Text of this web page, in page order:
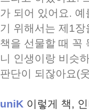
가 되어 있어요. 예
기 위해서는 제1장
책을 선물할 때 꼭
니 인생이랑 비슷
판단이 되잖아요(
uniK 이렇게 책,